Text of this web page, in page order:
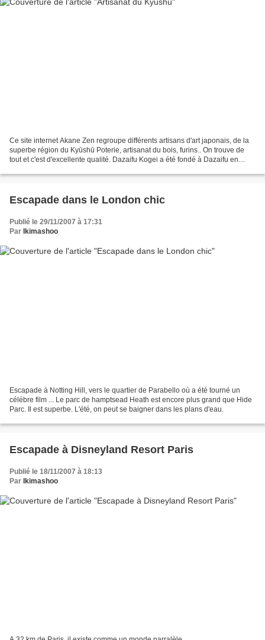
Ce site internet Akane Zen regroupe différents artisans d'art japonais, de la
superbe région du Kyūshū Poterie, artisanat du bois, furins.. On trouve de
tout et c'est d'excellente qualité. Dazaifu Kogei a été fondé à Dazaifu en
Escapade dans le London chic
Publié le 29/11/2007 à 17:31
Par Ikimashoo
Escapade à Notting Hill, vers le quartier de Parabello où a été tourné un
célébre film ... Le parc de hamptsead Heath est encore plus grand que Hide
Parc. Il est superbe. L'été, on peut se baigner dans les plans d'eau.
Escapade à Disneyland Resort Paris
Publié le 18/11/2007 à 18:13
Par Ikimashoo